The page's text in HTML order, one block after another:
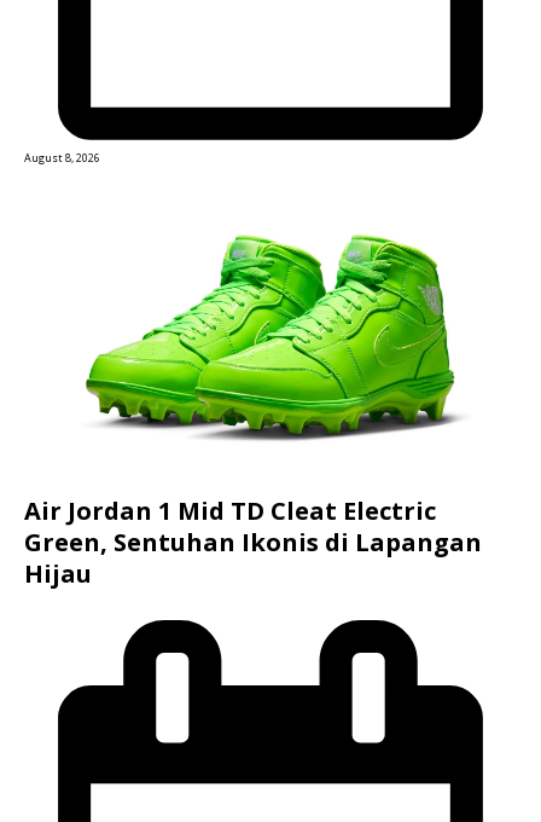
August 8, 2026
Air Jordan 1 Mid TD Cleat Electric
Green, Sentuhan Ikonis di Lapangan
Hijau